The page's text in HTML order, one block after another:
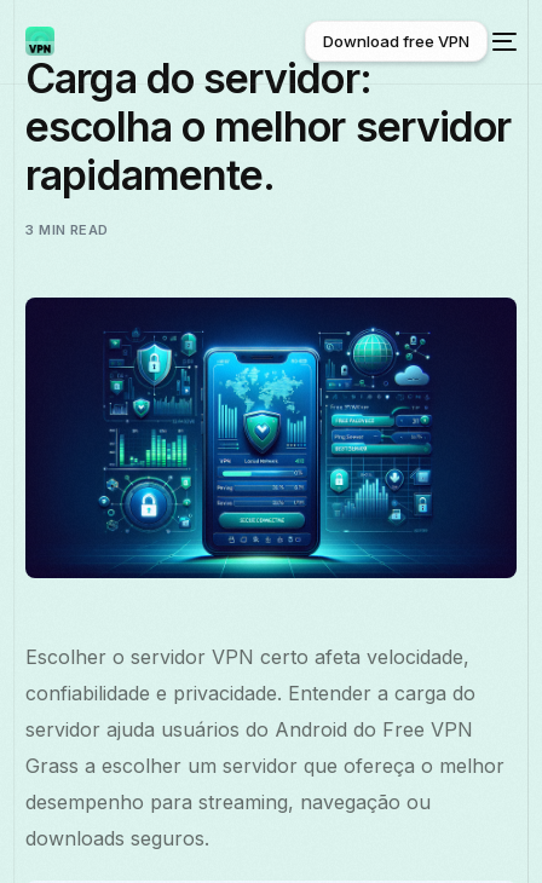
Português
Download free VPN
Download free VPN
Carga do servidor:
escolha o melhor servidor
rapidamente.
3 MIN READ
Escolher o servidor VPN certo afeta velocidade,
confiabilidade e privacidade. Entender a carga do
servidor ajuda usuários do Android do Free VPN
Grass a escolher um servidor que ofereça o melhor
desempenho para streaming, navegação ou
downloads seguros.